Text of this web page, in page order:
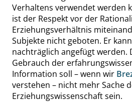
Verhaltens verwendet werden
ist der Respekt vor der
Erziehungsverhältnis
Subjekte nicht geboten. Er
nachträglich angefügt werden.
Gebrauch der
Information soll – wenn wir
verstehen – nicht mehr Sache
Erziehungswissenschaft sein.